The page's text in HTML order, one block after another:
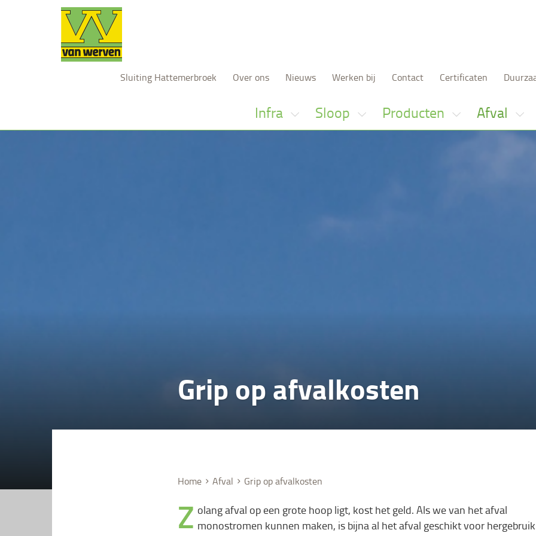
Sluiting Hattemerbroek Over ons Nieuws Werken bij Contact Certificaten
Infra Sloop Producten Afval
Grip op afvalkosten
Home Afval Grip op afvalkosten
Z olang afval op een grote hoop ligt, kost het geld. Als we van het afval
monostromen kunnen maken, is bijna al het afval geschikt voor